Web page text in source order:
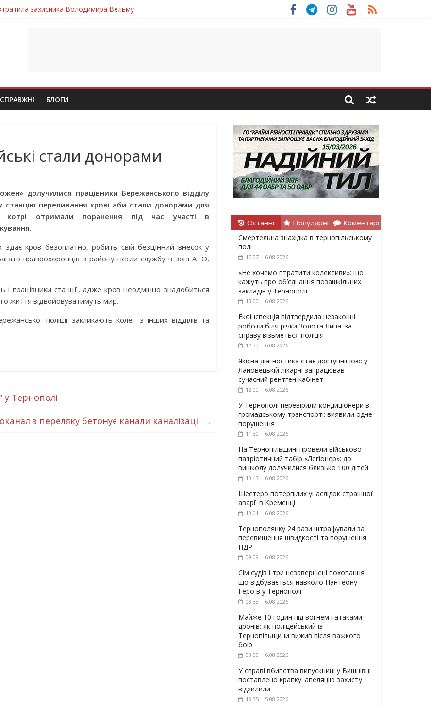
захисника Володимира Вельму
на щиті повертається воїн Володимир Паламарчук
бойового завдання загинув захисник Юрій Пушкар з Тернопільщини
молодий захисник Дмитро Березко з Тернопільщини
СПРАВЖНІ БЛОГИ
стали донорами
долучилися працівники Бережанського відділу
станцію переливання крові аби стали донорами для
котрі отримали поранення під час участі в
кров безоплатно, робить свій безцінний внесок у
правоохоронців з району несли службу в зоні АТО,
і працівники станції, адже кров неодмінно знадобиться
життя відвойовуватимуть мир.
поліції закликають колег з інших відділів та
у Тернополі
з переляку бетонує канали каналізації →
Останні Популярні Коментарі
Смертельна знахідка в тернопільському
полі
15:07 | 6.08.2026
«Не хочемо втратити колективи»: що
кажуть про об’єднання позашкільних
закладів у Тернополі
13:00 | 6.08.2026
Екоінспекція підтвердила незаконні
роботи біля річки Золота Липа: за
справу візьметься поліція
12:33 | 6.08.2026
Якісна діагностика стає доступнішою: у
Лановецькій лікарні запрацював
сучасний рентген-кабінет
12:00 | 6.08.2026
У Тернополі перевірили кондиціонери в
громадському транспорті: виявили одне
порушення
11:30 | 6.08.2026
На Тернопільщині провели військово-
патріотичний табір «Легіонер»: до
вишколу долучилися близько 100 дітей
10:43 | 6.08.2026
Шестеро потерпілих унаслідок страшної
аварії в Кременці
10:01 | 6.08.2026
Тернополянку 24 рази штрафували за
перевищення швидкості та порушення
ПДР
09:09 | 6.08.2026
Сім судів і три незавершені поховання:
що відбувається навколо Пантеону
Героїв у Тернополі
08:33 | 6.08.2026
Майже 10 годин під вогнем і атаками
дронів: як поліцейський із
Тернопільщини вижив після важкого
бою
08:00 | 6.08.2026
У справі вбивства випускниці у Вишнівці
поставлено крапку: апеляцію захисту
відхилили
18:35 | 5.08.2026